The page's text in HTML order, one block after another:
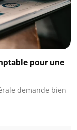
pour une
demande bien